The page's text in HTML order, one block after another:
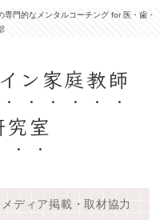
門的なメンタルコーチング for 医・歯・
ン家庭教師
室
メディア掲載・取材協力